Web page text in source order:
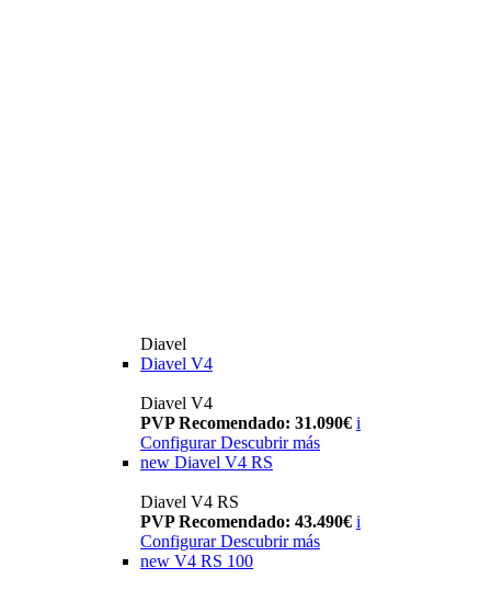
Diavel
Diavel V4
Diavel V4
PVP Recomendado: 31.090€ i
Configurar Descubrir más
new Diavel V4 RS
Diavel V4 RS
PVP Recomendado: 43.490€ i
Configurar Descubrir más
new V4 RS 100